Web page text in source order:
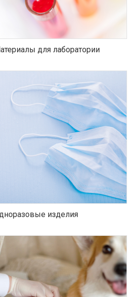
для лаборатории
изделия